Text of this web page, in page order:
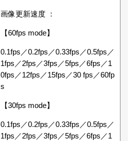
画像更新速度 ：
【60fps mode】
0.1fps／0.2fps／0.33fps／0.5fps／
1fps／2fps／3fps／5fps／6fps／1
0fps／12fps／15fps／30 fps／60fp
s
【30fps mode】
0.1fps／0.2fps／0.33fps／0.5fps／
1fps／2fps／3fps／5fps／6fps／1